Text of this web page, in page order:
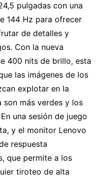
pulgadas con una
144 Hz para ofrecer
de detalles y
Con la nueva
400 nits de brillo, esta
las imágenes de los
explotar en la
son más verdes y los
una sesión de juego
y el monitor Lenovo
respuesta
que permite a los
tiroteo de alta